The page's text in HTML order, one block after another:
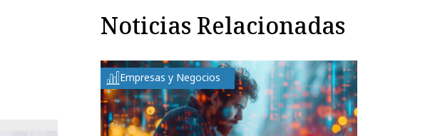
Noticias Relacionadas
Empresas y Negocios